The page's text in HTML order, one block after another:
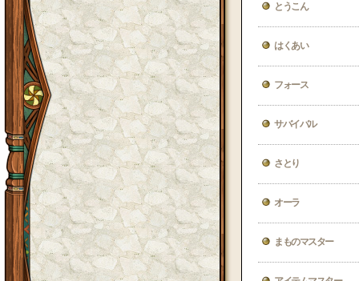
とうこん
はくあい
フォース
サバイバル
さとり
オーラ
まものマスター